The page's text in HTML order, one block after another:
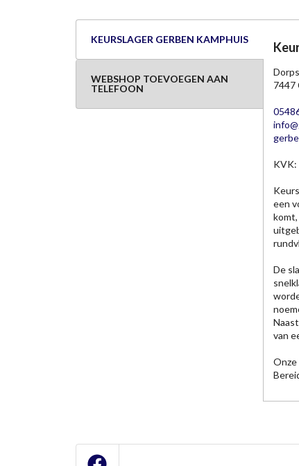
KEURSLAGER GERBEN KAMPHUIS
WEBSHOP TOEVOEGEN AAN
TELEFOON
7447
KVK:
een
De
van
Onze